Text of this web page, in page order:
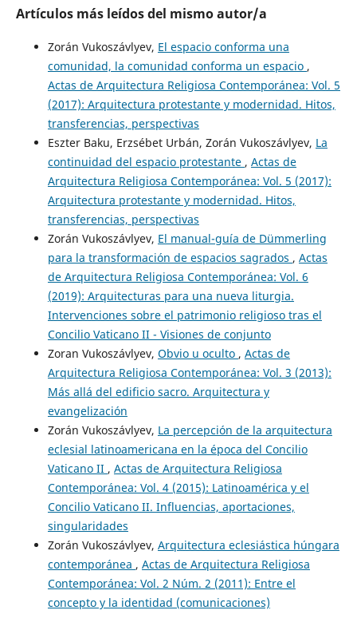
Artículos más leídos del mismo autor/a
Zorán Vukoszávlyev, El espacio conforma una
comunidad, la comunidad conforma un espacio ,
Actas de Arquitectura Religiosa Contemporánea: Vol. 5
(2017): Arquitectura protestante y modernidad. Hitos,
transferencias, perspectivas
Eszter Baku, Erzsébet Urbán, Zorán Vukoszávlyev, La
continuidad del espacio protestante , Actas de
Arquitectura Religiosa Contemporánea: Vol. 5 (2017):
Arquitectura protestante y modernidad. Hitos,
transferencias, perspectivas
Zorán Vukoszávlyev, El manual-guía de Dümmerling
para la transformación de espacios sagrados , Actas
de Arquitectura Religiosa Contemporánea: Vol. 6
(2019): Arquitecturas para una nueva liturgia.
Intervenciones sobre el patrimonio religioso tras el
Concilio Vaticano II - Visiones de conjunto
Zoran Vukoszávlyev, Obvio u oculto , Actas de
Arquitectura Religiosa Contemporánea: Vol. 3 (2013):
Más allá del edificio sacro. Arquitectura y
evangelización
Zorán Vukoszávlyev, La percepción de la arquitectura
eclesial latinoamericana en la época del Concilio
Vaticano II , Actas de Arquitectura Religiosa
Contemporánea: Vol. 4 (2015): Latinoamérica y el
Concilio Vaticano II. Influencias, aportaciones,
singularidades
Zorán Vukoszávlyev, Arquitectura eclesiástica húngara
contemporánea , Actas de Arquitectura Religiosa
Contemporánea: Vol. 2 Núm. 2 (2011): Entre el
concepto y la identidad (comunicaciones)